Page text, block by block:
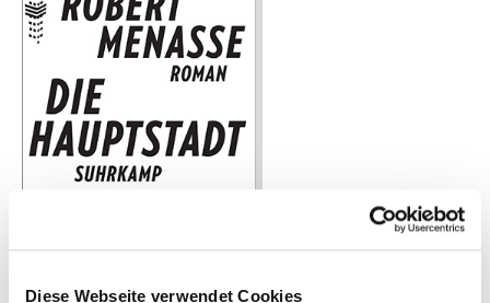
Diese Webseite verwendet Cookies
Roman des Jahres 2017